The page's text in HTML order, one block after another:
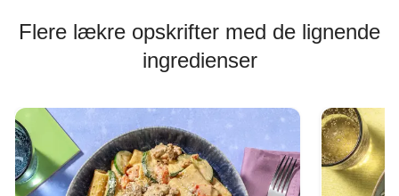
Flere lækre opskrifter med de lignende
ingredienser